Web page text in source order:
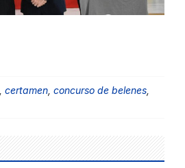
certamen concurso de belenes